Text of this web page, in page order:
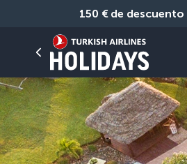
150 € de descuento